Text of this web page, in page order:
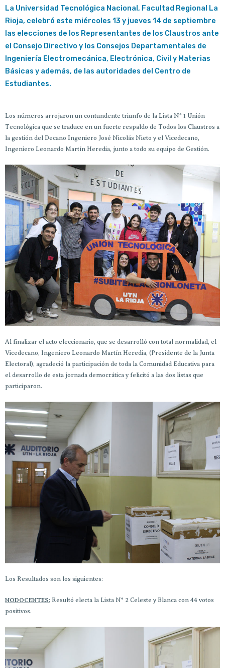
La Universidad Tecnológica Nacional, Facultad Regional La
Rioja, celebró este miércoles 13 y jueves 14 de septiembre
las elecciones de los Representantes de los Claustros ante
el Consejo Directivo y los Consejos Departamentales de
Ingeniería Electromecánica, Electrónica, Civil y Materias
Básicas y además, de las autoridades del Centro de
Estudiantes.
Los números arrojaron un contundente triunfo de la Lista N° 1 Unión
Tecnológica que se traduce en un fuerte respaldo de Todos los Claustros a
la gestión del Decano Ingeniero José Nicolás Nieto y el Vicedecano,
Ingeniero Leonardo Martín Heredia, junto a todo su equipo de Gestión.
Al finalizar el acto eleccionario, que se desarrolló con total normalidad, el
Vicedecano, Ingeniero Leonardo Martín Heredia, (Presidente de la Junta
Electoral), agradeció la participación de toda la Comunidad Educativa para
el desarrollo de esta jornada democrática y felicitó a las dos listas que
participaron.
Los Resultados son los siguientes:
NODOCENTES: Resultó electa la Lista N° 2 Celeste y Blanca con 44 votos
positivos.